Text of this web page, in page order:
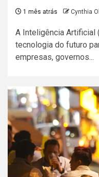
1 mês atrás Cynthia
A Inteligência Artificial
tecnologia do futuro
empresas, governos...